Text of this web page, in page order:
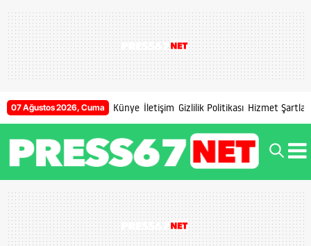
07 Ağustos 2026, Cuma Künye İletişim Gizlilik Politikası Hizmet Şartları